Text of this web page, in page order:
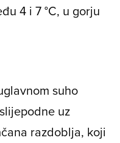
4 i 7 °C, u gorju
suho
uz
razdoblja, koji